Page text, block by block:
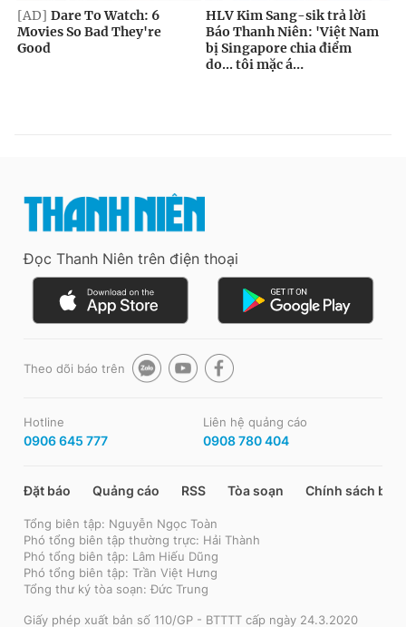
Đọc Thanh Niên trên điện thoại
Theo dõi báo trên
Hotline
0906 645 777
Liên hệ quảng cáo
0908 780 404
Đặt báo Quảng cáo RSS Tòa soạn Chính sách bảo
Tổng biên tập: Nguyễn Ngọc Toàn
Phó tổng biên tập thường trực: Hải Thành
Phó tổng biên tập: Lâm Hiếu Dũng
Phó tổng biên tập: Trần Việt Hưng
Tổng thư ký tòa soạn: Đức Trung
Giấy phép xuất bản số 110/GP - BTTTT cấp ngày 24.3.2020